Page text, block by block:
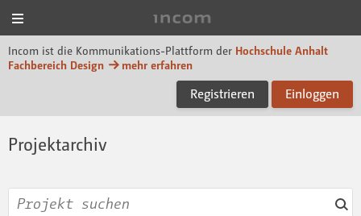
Incom ist die Kommunikations-Plattform der Hochschule Anhalt
Fachbereich Design
mehr erfahren
Registrieren Einloggen
Projektarchiv